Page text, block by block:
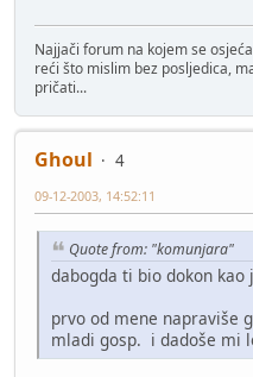
Najjači forum na kojem se
reći što mislim bez posljedica,
pričati...
Ghoul
4
09-12-2003, 14:52:11
Quote from: "komunjara"
dabogda ti bio dokon kao
prvo od mene napraviše
mladi gosp. i dadoše mi